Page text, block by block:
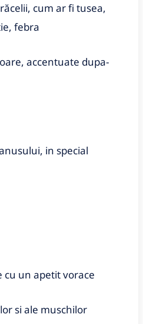
cum ar fi tusea,
febra
accentuate dupa-
in special
cu un apetit vorace
si ale muschilor